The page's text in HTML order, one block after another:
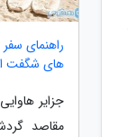
راهنمای
های شگفت
مقاصد